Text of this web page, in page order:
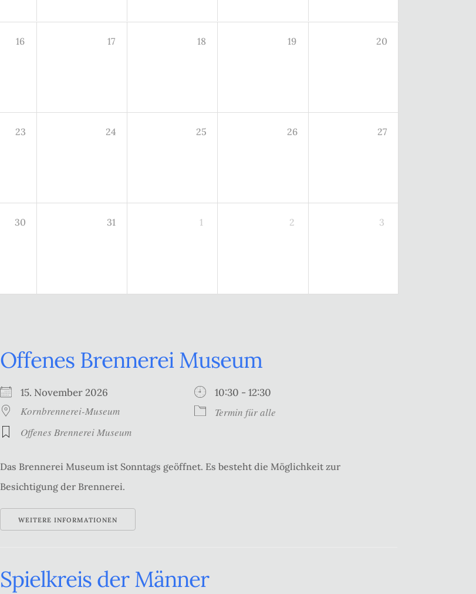
16 17 18 19 20
23 24 25 26 27
30 31 1 2 3
Offenes Brennerei Museum
15. November 2026 10:30 - 12:30
Kornbrennerei-Museum
Termin für alle
Offenes Brennerei Museum
Das Brennerei Museum ist Sonntags geöffnet. Es besteht die Möglichkeit zur
Besichtigung der Brennerei.
WEITERE INFORMATIONEN
Spielkreis der Männer